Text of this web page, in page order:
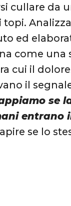
cullare da
ed
come una
cui il
il
se
entrano
se lo